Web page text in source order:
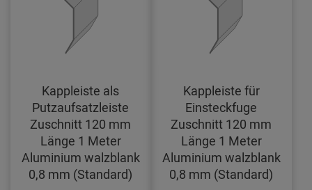
Kappleiste als
Putzaufsatzleiste
Zuschnitt 120 mm
Länge 1 Meter
Aluminium walzblank
0,8 mm (Standard)
Kappleiste für
Einsteckfuge
Zuschnitt 120 mm
Länge 1 Meter
Aluminium walzblank
0,8 mm (Standard)